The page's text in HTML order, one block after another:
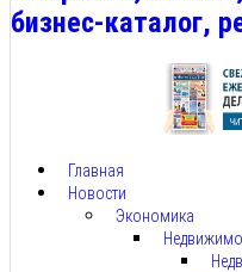
бизнес-каталог,
Главная
Новости
Экономика